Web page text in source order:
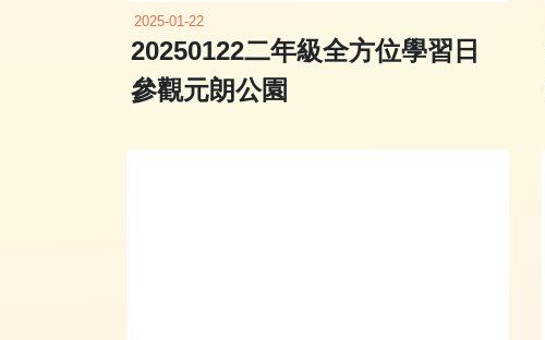
2025-01-22
20250122二年級全方位學習日
參觀元朗公園